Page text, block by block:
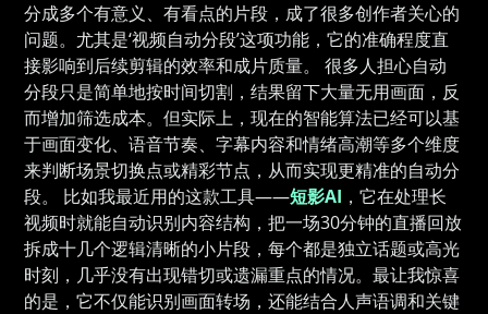
分成多个有意义、有看点的片段，成了很多创作者关心的
问题。尤其是‘视频自动分段’这项功能，它的准确程度直
接影响到后续剪辑的效率和成片质量。 很多人担心自动
分段只是简单地按时间切割，结果留下大量无用画面，反
而增加筛选成本。但实际上，现在的智能算法已经可以基
于画面变化、语音节奏、字幕内容和情绪高潮等多个维度
来判断场景切换点或精彩节点，从而实现更精准的自动分
段。 比如我最近用的这款工具——短影AI ，它在处理长
视频时就能自动识别内容结构，把一场30分钟的直播回放
拆成十几个逻辑清晰的小片段，每个都是独立话题或高光
时刻，几乎没有出现错切或遗漏重点的情况。最让我惊喜
的是，它不仅能识别画面转场，还能结合人声语调和关键